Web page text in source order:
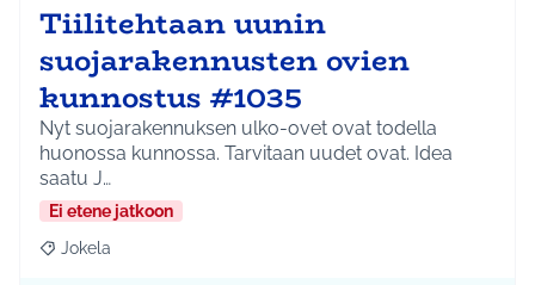
Tiilitehtaan uunin
suojarakennusten ovien
kunnostus #1035
Nyt suojarakennuksen ulko-ovet ovat todella
huonossa kunnossa. Tarvitaan uudet ovat. Idea
saatu J…
Ei etene jatkoon
Rajaa tulokset aihepiirin mukaan: Jokela
Jokela